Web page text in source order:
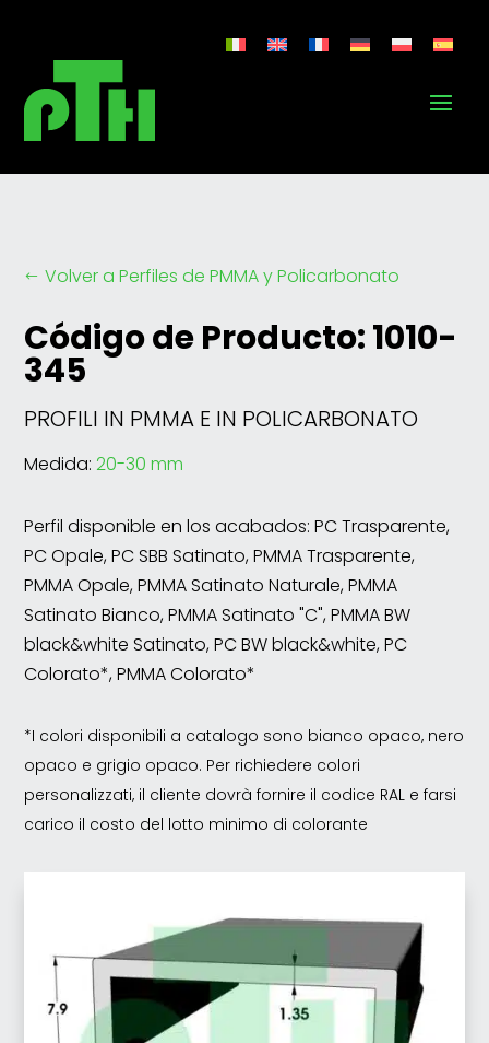
# Volver a Perfiles de PMMA y Policarbonato
Código de Producto: 1010-
345
PROFILI IN PMMA E IN POLICARBONATO
Medida:20-30 mm
Perfil disponible en los acabados: PC Trasparente,
PC Opale, PC SBB Satinato, PMMA Trasparente,
PMMA Opale, PMMA Satinato Naturale, PMMA
Satinato Bianco, PMMA Satinato "C", PMMA BW
black&white Satinato, PC BW black&white, PC
Colorato*, PMMA Colorato*
*I colori disponibili a catalogo sono bianco opaco, nero
opaco e grigio opaco. Per richiedere colori
personalizzati, il cliente dovrà fornire il codice RAL e farsi
carico il costo del lotto minimo di colorante